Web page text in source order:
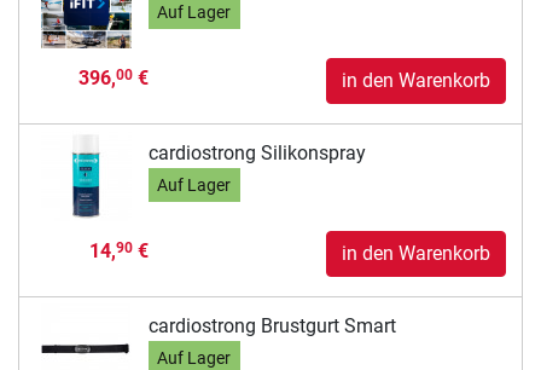
Auf Lager
396,00€ in den Warenkorb
cardiostrong Silikonspray
Auf Lager
14,90€ in den Warenkorb
cardiostrong Brustgurt Smart
Auf Lager